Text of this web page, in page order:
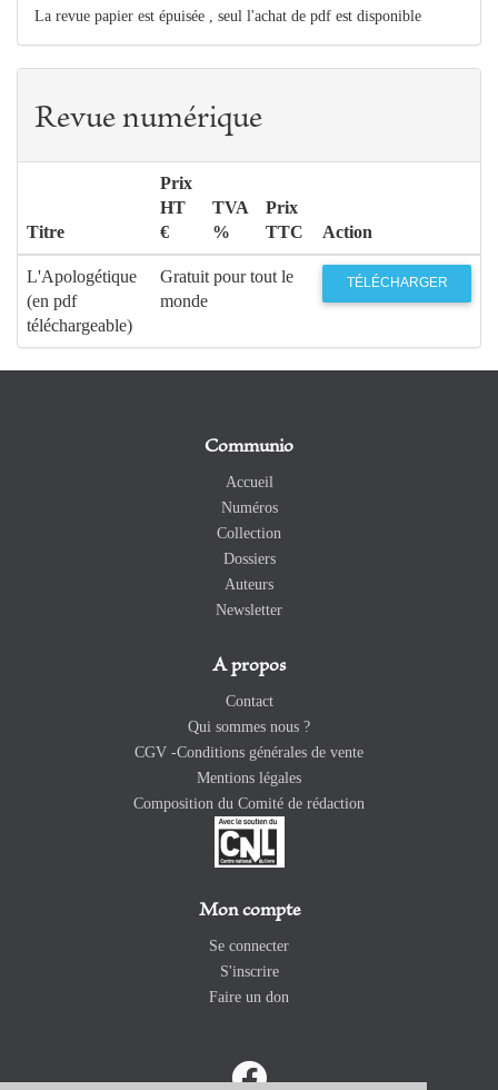
La revue papier est épuisée , seul l'achat de pdf est disponible
Revue numérique
Titre
Prix
HT
€
TVA
%
Prix
TTC
Action
L'Apologétique
(en pdf
téléchargeable)
Gratuit pour tout le
monde
TÉLÉCHARGER
Communio
Accueil
Numéros
Collection
Dossiers
Auteurs
Newsletter
A propos
Contact
Qui sommes nous ?
CGV -Conditions générales de vente
Mentions légales
Composition du Comité de rédaction
Mon compte
Se connecter
S'inscrire
Faire un don